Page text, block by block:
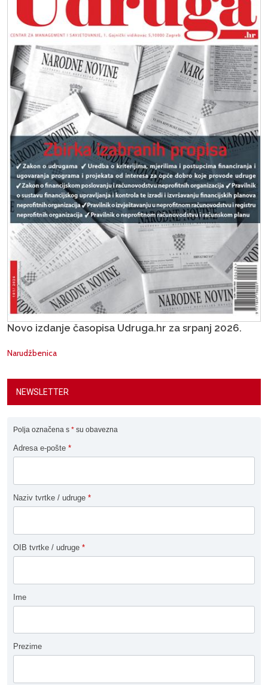
Novo izdanje časopisa Udruga.hr za srpanj 2026.
Narudžbenica
NEWSLETTER
Polja označena s * su obavezna
Adresa e-pošte *
Naziv tvrtke / udruge *
OIB tvrtke / udruge *
Ime
Prezime